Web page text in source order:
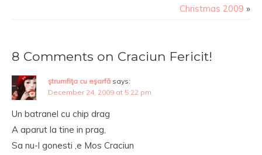
Christmas 2009 »
8 Comments on Craciun Fericit!
ştrumfiţa cu eşarfă says:
December 24, 2009 at 5:22 pm
Un batranel cu chip drag
A aparut la tine in prag,
Sa nu-l gonesti ,e Mos Craciun